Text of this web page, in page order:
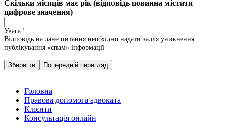
Скільки місяців має рік (відповідь повинна містити
цифрове значення)
Увага !
Відповідь на дане питання необхідно надати задля уникнення
публікування «спам» інформації
Головне меню
Головна
Правова допомога адвоката
Клієнти
Консультація онлайн